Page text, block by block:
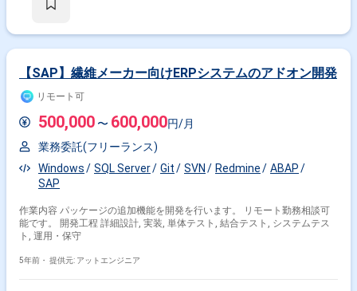
【SAP】繊維メーカー向けERPシステムのアドオン開発
リモート可
500,000 〜 600,000円/月
業務委託(フリーランス)
Windows
SQL Server Git SVN Redmine
ABAP
SAP
作業内容 パッケージの追加機能を開発を行います。 リモート勤務相談可
能です。 開発工程 詳細設計, 実装, 単体テスト, 結合テスト, システムテス
ト, 運用・保守
5年前・ 提供元: アットエンジニア